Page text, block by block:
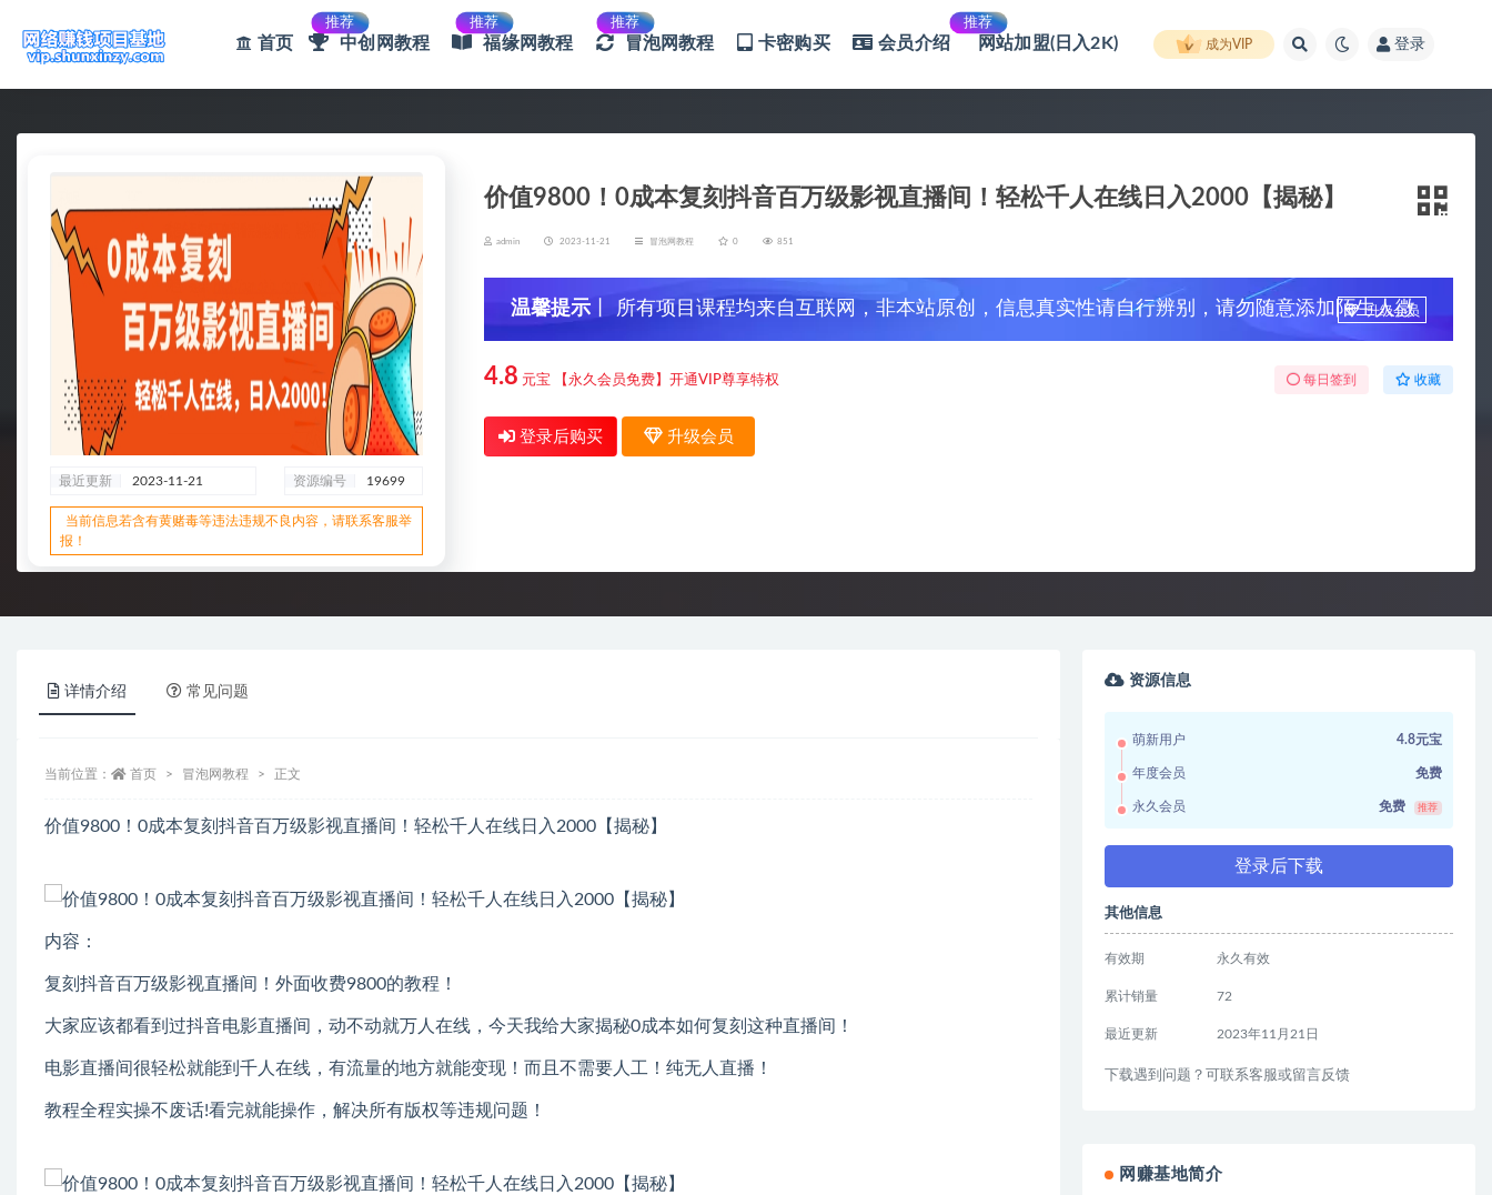
首页
推荐
中创网教程
推荐
福缘网教程
推荐
冒泡网教程 卡密购买 会员介绍
推荐
网站加盟(日入2K) 成为VIP 登录
最近更新 2023-11-21 资源编号 19699
当前信息若含有黄赌毒等违法违规不良内容，请联系客服举
报！
价值9800！0成本复刻抖音百万级影视直播间！轻松千人在线日入2000【揭秘】
admin 2023-11-21 冒泡网教程 0 851
温馨提示 丨 所有项目课程均来自互联网，非本站原创，信息真实性请自行辨别，请勿随意添加陌生人微
信，谨防上当受骗！
升级会员
4.8 元宝 【永久会员免费】开通VIP尊享特权 每日签到 收藏
登录后购买 升级会员
详情介绍 常见问题
当前位置： 首页 冒泡网教程 正文
价值9800！0成本复刻抖音百万级影视直播间！轻松千人在线日入2000【揭秘】
内容：
复刻抖音百万级影视直播间！外面收费9800的教程！
大家应该都看到过抖音电影直播间，动不动就万人在线，今天我给大家揭秘0成本如何复刻这种直播间！
电影直播间很轻松就能到千人在线，有流量的地方就能变现！而且不需要人工！纯无人直播！
教程全程实操不废话!看完就能操作，解决所有版权等违规问题！
资源信息
萌新用户 4.8元宝
年度会员 免费
永久会员 免费 推荐
登录后下载
其他信息
有效期 永久有效
累计销量 72
最近更新 2023年11月21日
下载遇到问题？可联系客服或留言反馈
网赚基地简介